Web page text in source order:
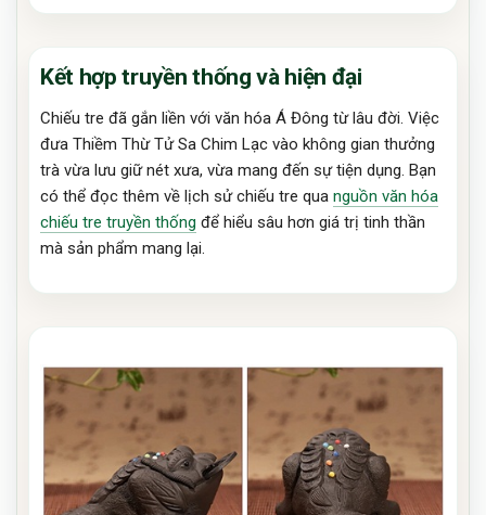
Kết hợp truyền thống và hiện đại
Chiếu tre đã gắn liền với văn hóa Á Đông từ lâu đời. Việc
đưa Thiềm Thừ Tử Sa Chim Lạc vào không gian thưởng
trà vừa lưu giữ nét xưa, vừa mang đến sự tiện dụng. Bạn
có thể đọc thêm về lịch sử chiếu tre qua nguồn văn hóa
chiếu tre truyền thống để hiểu sâu hơn giá trị tinh thần
mà sản phẩm mang lại.